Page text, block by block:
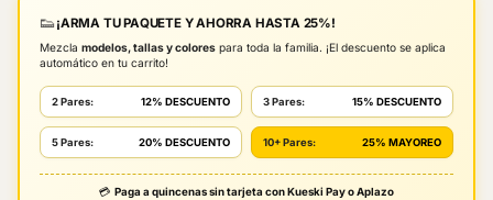
👟 ¡ARMA TU PAQUETE Y AHORRA HASTA 25%!
Mezcla modelos, tallas y colores para toda la familia. ¡El descuento se aplica
automático en tu carrito!
2 Pares: 12% DESCUENTO 3 Pares: 15% DESCUENTO
5 Pares: 20% DESCUENTO 10+ Pares: 25% MAYOREO
💳 Paga a quincenas sin tarjeta con Kueski Pay o Aplazo